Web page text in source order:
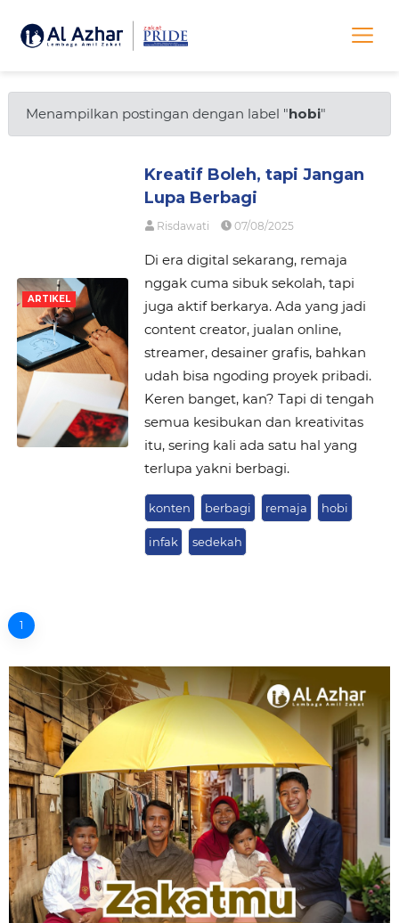
Menampilkan postingan dengan label "hobi"
ARTIKEL
Kreatif Boleh, tapi Jangan
Lupa Berbagi
Risdawati 07/08/2025
Di era digital sekarang, remaja
nggak cuma sibuk sekolah, tapi
juga aktif berkarya. Ada yang jadi
content creator, jualan online,
streamer, desainer grafis, bahkan
udah bisa ngoding proyek pribadi.
Keren banget, kan? Tapi di tengah
semua kesibukan dan kreativitas
itu, sering kali ada satu hal yang
terlupa yakni berbagi.
konten berbagi remaja hobi
infak sedekah
1